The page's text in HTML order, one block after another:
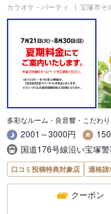
カラオケ・パーティ 宝塚市そ
多彩なルーム・良音響・こだわ
2001～3000円
国道176号線沿い宝塚
口コミ投稿特典対象店 適格請
クーポン